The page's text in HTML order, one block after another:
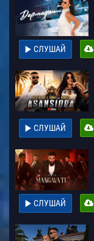
СЛУШАЙ
СЛУШАЙ
СЛУШАЙ